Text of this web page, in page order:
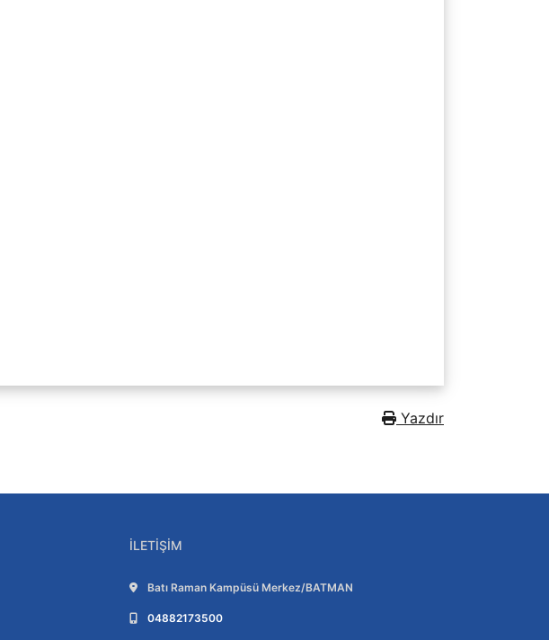
Yazdır
İLETIŞIM
Adres:
Batı Raman Kampüsü Merkez/BATMAN
Telefon:
04882173500